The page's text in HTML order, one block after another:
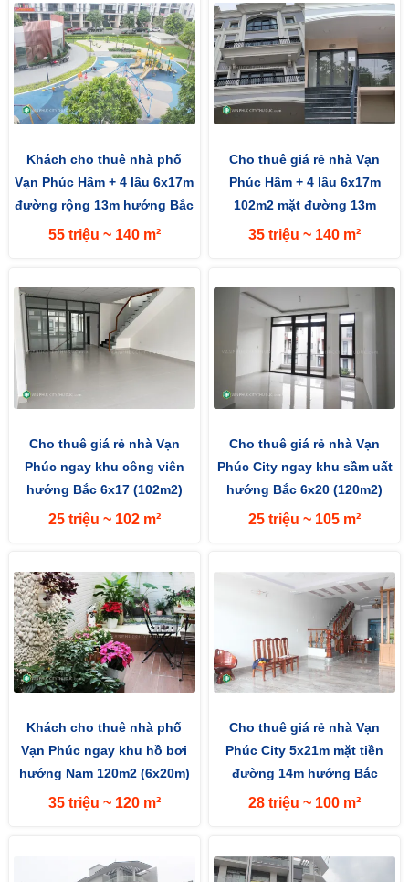
Khách cho thuê nhà phố
Vạn Phúc Hầm + 4 lầu 6x17m
đường rộng 13m hướng Bắc
55 triệu ~ 140 m²
Cho thuê giá rẻ nhà Vạn
Phúc Hầm + 4 lầu 6x17m
102m2 mặt đường 13m
hướng Bắc
35 triệu ~ 140 m²
Cho thuê giá rẻ nhà Vạn
Phúc ngay khu công viên
hướng Bắc 6x17 (102m2)
mặt tiền đường 13m
25 triệu ~ 102 m²
Cho thuê giá rẻ nhà Vạn
Phúc City ngay khu sầm uất
hướng Bắc 6x20 (120m2)
25 triệu ~ 105 m²
Khách cho thuê nhà phố
Vạn Phúc ngay khu hồ bơi
hướng Nam 120m2 (6x20m)
đường lớn 25m
35 triệu ~ 120 m²
Cho thuê giá rẻ nhà Vạn
Phúc City 5x21m mặt tiền
đường 14m hướng Bắc
28 triệu ~ 100 m²